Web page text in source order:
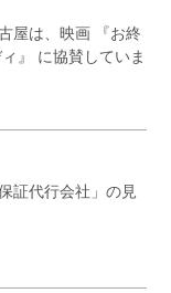
屋は、映画 『お終
』 に協賛していま
証代行会社」の見